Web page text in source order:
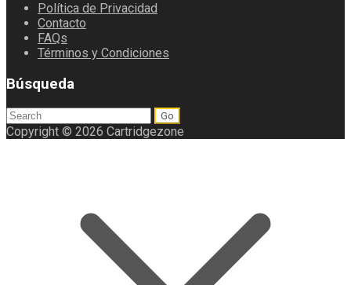
Política de Privacidad
Contacto
FAQs
Términos y Condiciones
Búsqueda
Search
for:
Copyright © 2026 Cartridgezone